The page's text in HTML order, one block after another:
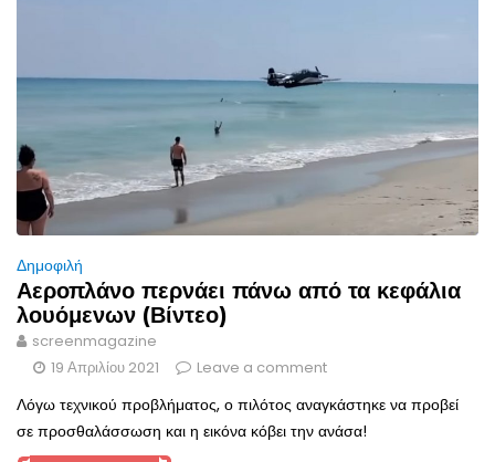
Δημοφιλή
Αεροπλάνο περνάει πάνω από τα κεφάλια
λουόμενων (Βίντεο)
screenmagazine
19 Απριλίου 2021
Leave a comment
Λόγω τεχνικού προβλήματος, ο πιλότος αναγκάστηκε να προβεί
σε προσθαλάσσωση και η εικόνα κόβει την ανάσα!